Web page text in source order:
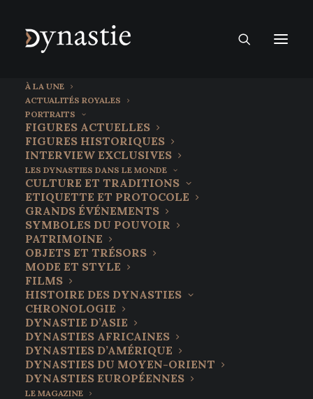
À LA UNE
ACTUALITÉS ROYALES
PORTRAITS
FIGURES ACTUELLES
FIGURES HISTORIQUES
INTERVIEW EXCLUSIVES
LES DYNASTIES DANS LE MONDE
CULTURE ET TRADITIONS
ETIQUETTE ET PROTOCOLE
GRANDS ÉVÉNEMENTS
SYMBOLES DU POUVOIR
PATRIMOINE
OBJETS ET TRÉSORS
MODE ET STYLE
FILMS
HISTOIRE DES DYNASTIES
CHRONOLOGIE
DYNASTIE D’ASIE
DYNASTIES AFRICAINES
DYNASTIES D’AMÉRIQUE
DYNASTIES DU MOYEN-ORIENT
DYNASTIES EUROPÉENNES
LE MAGAZINE
Esclavage et
République de
Jamaïque au menu
d'adieu du duc et de la
duchesse de